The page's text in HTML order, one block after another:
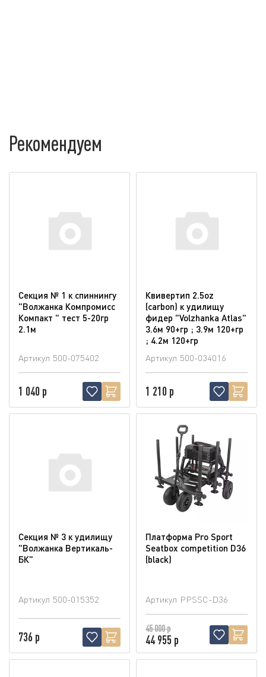
Рекомендуем
Секция № 1 к спиннингу
"Волжанка Компромисс
Компакт " тест 5-20гр
2.1м
Артикул 500-075402
1 040 р
Квивертип 2.5oz
(carbon) к удилищу
фидер "Volzhanka Atlas"
3.6м 90+гр ; 3.9м 120+гр
; 4.2м 120+гр
Артикул 500-034016
1 210 р
Секция № 3 к удилищу
"Волжанка Вертикаль-
БК"
Артикул 500-015352
736 р
Платформа Pro Sport
Seatbox competition D36
(blaсk)
Артикул PPSSC-D36
45 000 р
44 955 р